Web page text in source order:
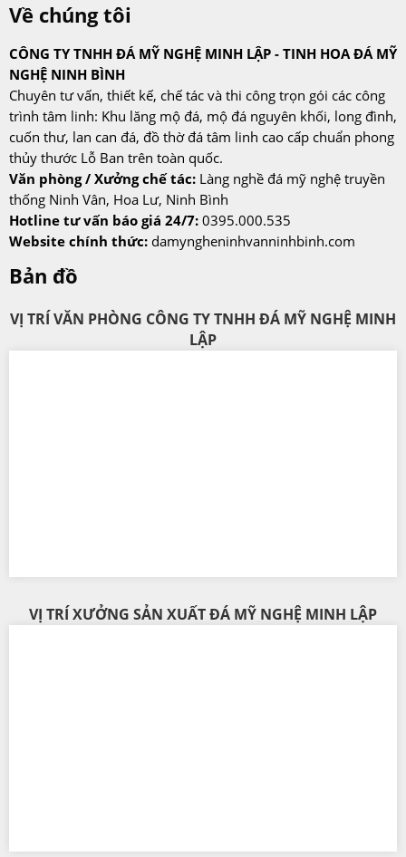
Về chúng tôi
CÔNG TY TNHH ĐÁ MỸ NGHỆ MINH LẬP - TINH HOA ĐÁ MỸ
NGHỆ NINH BÌNH
Chuyên tư vấn, thiết kế, chế tác và thi công trọn gói các công
trình tâm linh: Khu lăng mộ đá, mộ đá nguyên khối, long đình,
cuốn thư, lan can đá, đồ thờ đá tâm linh cao cấp chuẩn phong
thủy thước Lỗ Ban trên toàn quốc.
Văn phòng / Xưởng chế tác: Làng nghề đá mỹ nghệ truyền
thống Ninh Vân, Hoa Lư, Ninh Bình
Hotline tư vấn báo giá 24/7: 0395.000.535
Website chính thức: damyngheninhvanninhbinh.com
Bản đồ
VỊ TRÍ VĂN PHÒNG CÔNG TY TNHH ĐÁ MỸ NGHỆ MINH
LẬP
VỊ TRÍ XƯỞNG SẢN XUẤT ĐÁ MỸ NGHỆ MINH LẬP